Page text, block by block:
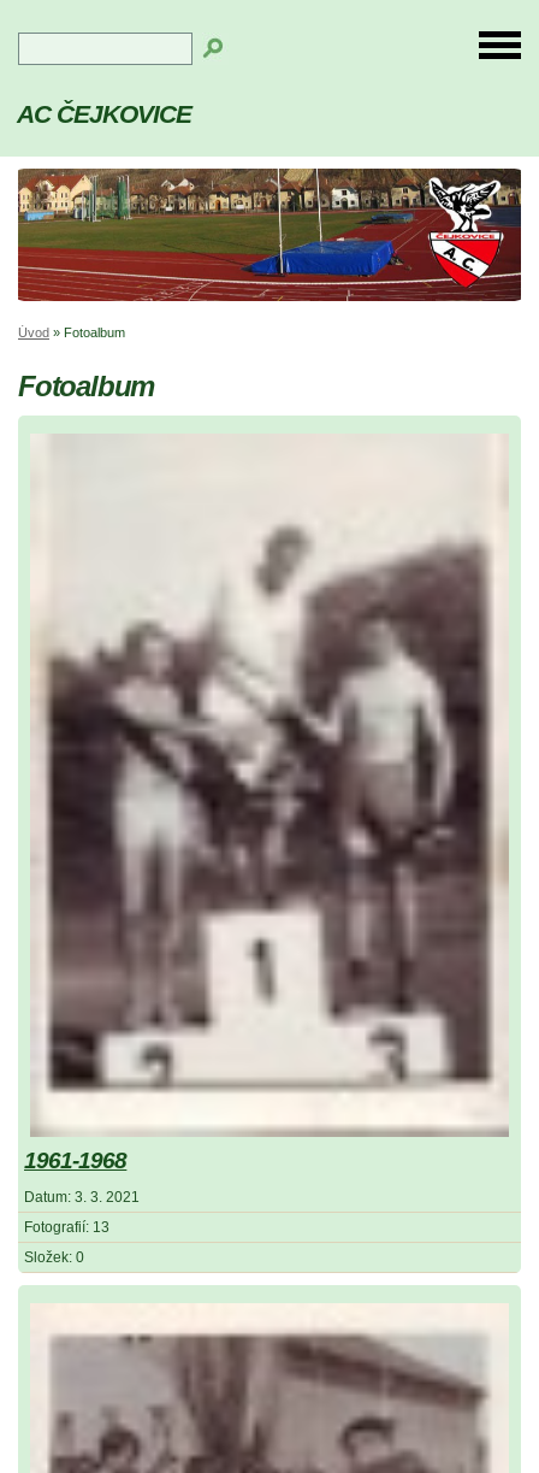
AC ČEJKOVICE
Úvod » Fotoalbum
Fotoalbum
1961-1968
Datum: 3. 3. 2021
Fotografií: 13
Složek: 0